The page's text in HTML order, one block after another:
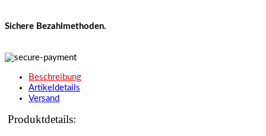
Sichere Bezahlmethoden.
Beschreibung
Artikeldetails
Versand
Produktdetails: